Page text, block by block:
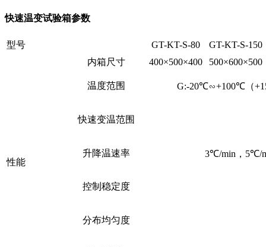
快速温变试验箱参数
型号 GT-KT-S-80 GT-KT-S-150
性能
内箱尺寸 400×500×400 500×600×500
温度范围 G:-20℃∽+100℃（
快速变温范围
升降温速率 3℃/min，5℃/
控制稳定度
分布均匀度